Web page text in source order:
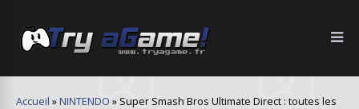
Accueil » NINTENDO » Super Smash Bros Ultimate Direct : toutes les